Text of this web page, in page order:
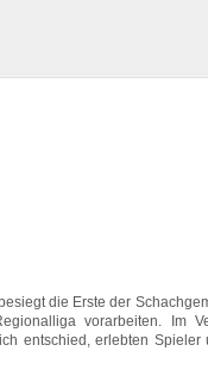
die Erste der
vorarbeiten. Im
entschied, erlebten